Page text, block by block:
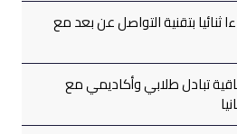
بتقنية التواصل عن بعد مع
تبادل طلابي وأكاديمي مع